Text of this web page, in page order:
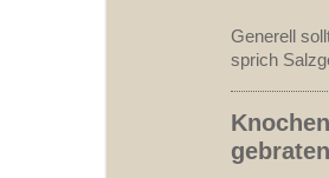
Generell
sprich